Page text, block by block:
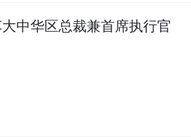
中华区总裁兼首席执行官